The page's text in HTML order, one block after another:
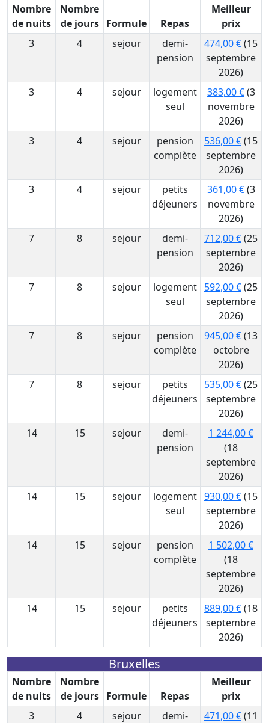
Nombre
de nuits
Nombre
de jours
Formule Repas
Meilleur
prix
3
4 sejour
demi-
pension
474,00 €(15
septembre
2026)
3
4 sejour
logement
seul
383,00 €(3
novembre
2026)
3
4 sejour
pension
complète
536,00 €(15
septembre
2026)
3
4 sejour
petits
déjeuners
361,00 €(3
novembre
2026)
7
8 sejour
demi-
pension
712,00 €(25
septembre
2026)
7
8 sejour
logement
seul
592,00 €(25
septembre
2026)
7
8 sejour
pension
complète
945,00 €(13
octobre
2026)
7
8 sejour
petits
déjeuners
535,00 €(25
septembre
2026)
14
15 sejour
demi-
pension
1 244,00 €
(18
septembre
2026)
14
15 sejour
logement
seul
930,00 €(15
septembre
2026)
14
15 sejour
pension
complète
1 502,00 €
(18
septembre
2026)
14
15 sejour
petits
déjeuners
889,00 €(18
septembre
2026)
Bruxelles
Nombre
de nuits
Nombre
de jours
Formule Repas
Meilleur
prix
3
4 sejour
demi-
471,00 €(11